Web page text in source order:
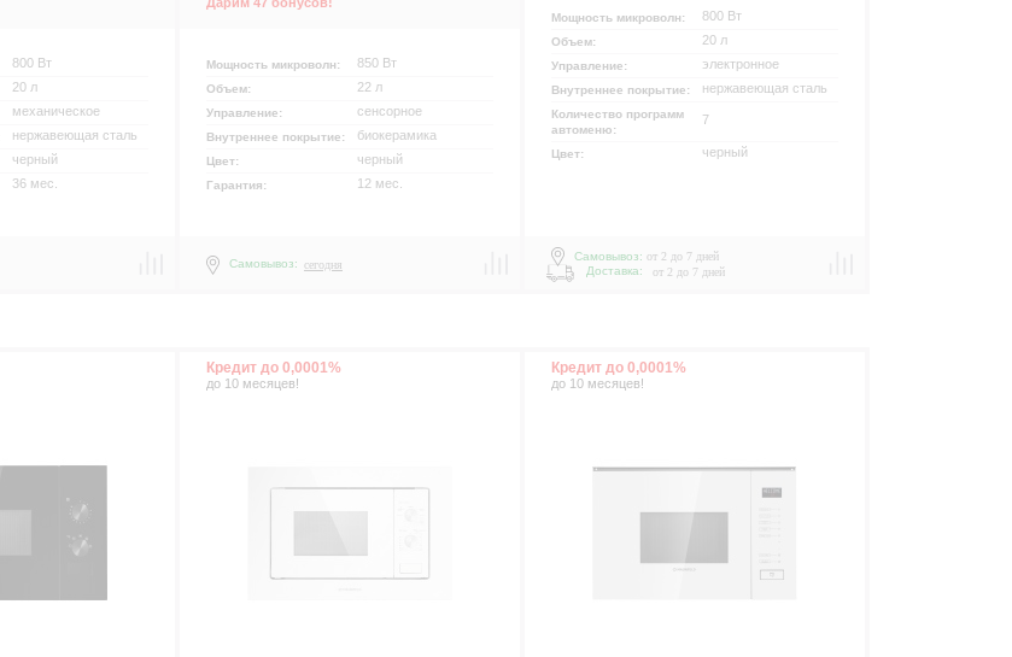
р р
800 Вт
20 л
механическое
нержавеющая сталь
черный
36 мес.
Мощность микроволн: 850 Вт
Объем: 22 л
Управление: сенсорное
Внутреннее покрытие: биокерамика
Цвет: черный
Гарантия: 12 мес.
Самовывоз: сегодня
Мощность микроволн: 800 Вт
Объем: 20 л
Управление: электронное
Внутреннее покрытие: нержавеющая сталь
Количество программ
автоменю:
7
Цвет: черный
Самовывоз: от 2 до 7 дней
Доставка:
от 2 до 7 дней
Кредит до 0,0001%
до 10 месяцев!
Кредит до 0,0001%
до 10 месяцев!